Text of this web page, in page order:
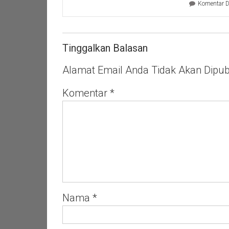
Padi
Siap
Komentar
Tinggalkan Balasan
Alamat Email Anda Tidak Akan
Komentar *
Nama *